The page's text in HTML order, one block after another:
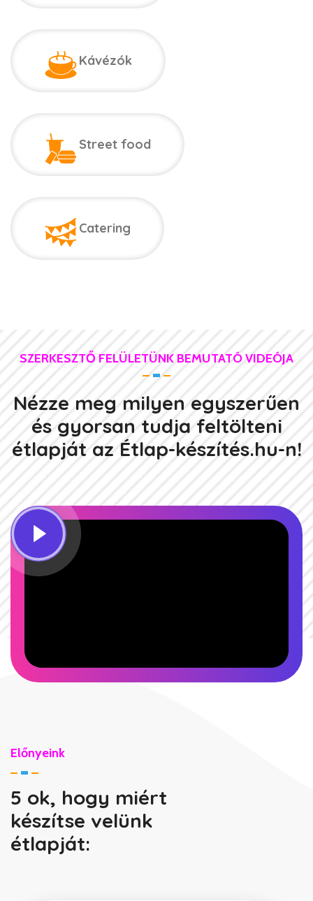
Kávézók
Street food
Catering
SZERKESZTŐ FELÜLETÜNK BEMUTATÓ VIDEÓJA
Nézze meg milyen egyszerűen
és gyorsan tudja feltölteni
étlapját az Étlap-készítés.hu-n!
Előnyeink
5 ok, hogy miért
készítse velünk
étlapját: